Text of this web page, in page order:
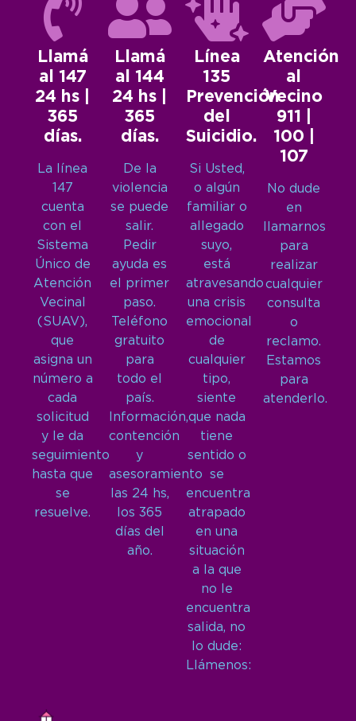
Llamá
al 147
24 hs |
365
días.
La línea
147
cuenta
con el
Sistema
Único de
Atención
Vecinal
(SUAV),
que
asigna un
número a
cada
solicitud
y le da
seguimiento
hasta que
se
resuelve.
Llamá
al 144
24 hs |
365
días.
De la
violencia
se puede
salir.
Pedir
ayuda es
el primer
paso.
Teléfono
gratuito
para
todo el
país.
Información,
contención
y
asesoramiento
las 24 hs,
los 365
días del
año.
Línea
135
Prevención
del
Suicidio.
Si Usted,
o algún
familiar o
allegado
suyo,
está
atravesando
una crisis
emocional
de
cualquier
tipo,
siente
que nada
tiene
sentido o
se
encuentra
atrapado
en una
situación
a la que
no le
encuentra
salida, no
lo dude:
Llámenos:
Atención
al
Vecino
911 |
100 |
107
No dude
en
llamarnos
para
realizar
cualquier
consulta
o
reclamo.
Estamos
para
atenderlo.